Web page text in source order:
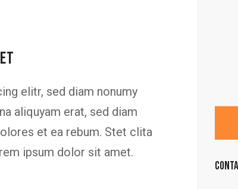
elitr, sed diam nonumy
aliquyam erat, sed diam
et ea rebum. Stet clita
ipsum dolor sit amet.